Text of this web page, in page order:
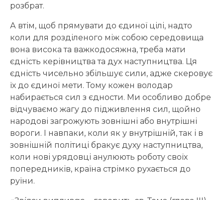
розбрат.
А втім, щоб прямувати до єдиної цілі, надто
коли для розділеного між собою середовища
вона висока та важкодосяжна, треба мати
єдність керівництва та дух наступництва. Ця
єдність чисельно збільшує сили, адже скеровує
їх до єдиної мети. Тому кожен володар
набирається сил з єдности. Ми особливо добре
відчуваємо жагу до підживлення сил, щойно
народові загрожують зовнішні або внутрішні
вороги. І навпаки, коли як у внутрішній, так і в
зовнішній політиці бракує духу наступництва,
коли нові урядовці анулюють роботу своїх
попередників, країна стрімко рухається до
руїни.